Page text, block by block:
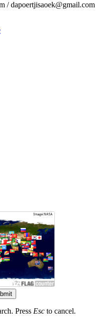
/ dapoertjisaoek@gmail.com
Press Esc to cancel.